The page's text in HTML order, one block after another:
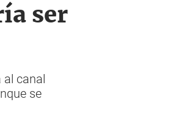
ser
al canal
se